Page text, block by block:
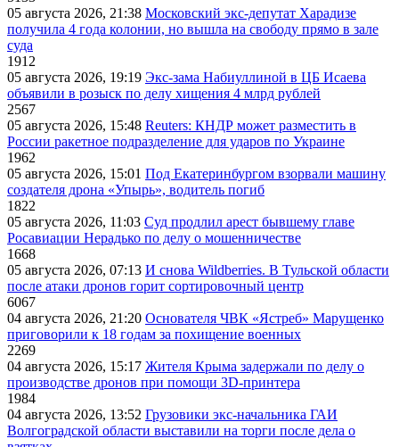
05 августа 2026, 21:38 Московский экс-депутат Харадизе
получила 4 года колонии, но вышла на свободу прямо в зале
суда
1912
05 августа 2026, 19:19 Экс-зама Набиуллиной в ЦБ Исаева
объявили в розыск по делу хищения 4 млрд рублей
2567
05 августа 2026, 15:48 Reuters: КНДР может разместить в
России ракетное подразделение для ударов по Украине
1962
05 августа 2026, 15:01 Под Екатеринбургом взорвали машину
создателя дрона «Упырь», водитель погиб
1822
05 августа 2026, 11:03 Суд продлил арест бывшему главе
Росавиации Нерадько по делу о мошенничестве
1668
05 августа 2026, 07:13 И снова Wildberries. В Тульской области
после атаки дронов горит сортировочный центр
6067
04 августа 2026, 21:20 Основателя ЧВК «Ястреб» Марущенко
приговорили к 18 годам за похищение военных
2269
04 августа 2026, 15:17 Жителя Крыма задержали по делу о
производстве дронов при помощи 3D‑принтера
1984
04 августа 2026, 13:52 Грузовики экс-начальника ГАИ
Волгоградской области выставили на торги после дела о